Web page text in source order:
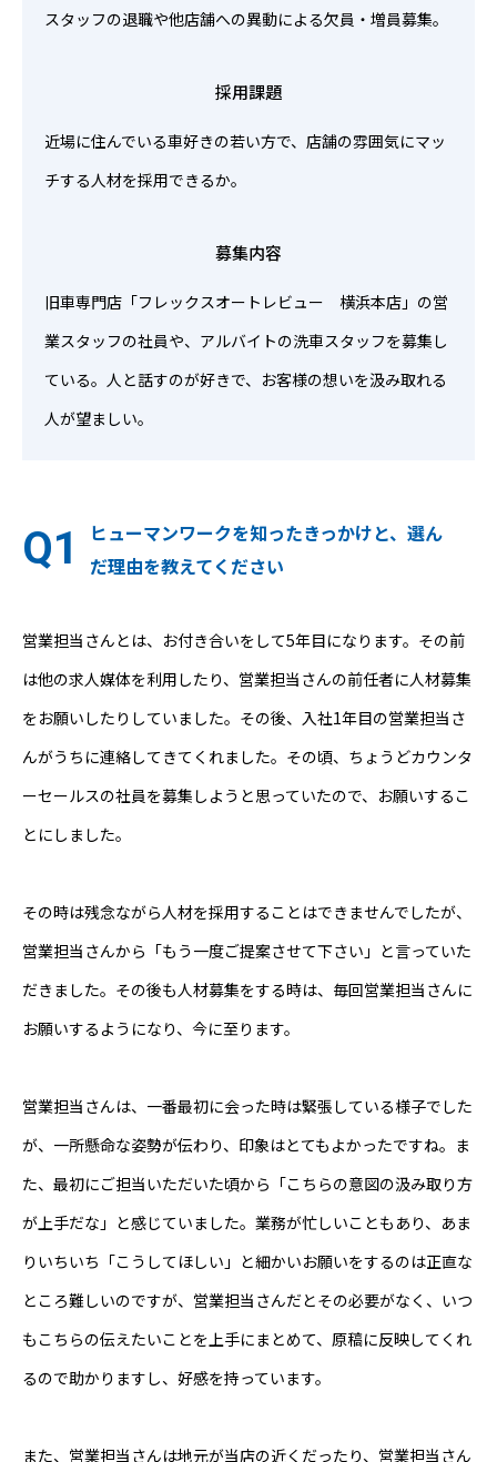
スタッフの退職や他店舗への異動による欠員・増員募集。
採用課題
近場に住んでいる車好きの若い方で、店舗の雰囲気にマッ
チする人材を採用できるか。
募集内容
旧車専門店「フレックスオートレビュー 横浜本店」の営
業スタッフの社員や、アルバイトの洗車スタッフを募集し
ている。人と話すのが好きで、お客様の想いを汲み取れる
人が望ましい。
ヒューマンワークを知ったきっかけと、選ん
だ理由を教えてください
営業担当さんとは、お付き合いをして5年目になります。その前
は他の求人媒体を利用したり、営業担当さんの前任者に人材募集
をお願いしたりしていました。その後、入社1年目の営業担当さ
んがうちに連絡してきてくれました。その頃、ちょうどカウンタ
ーセールスの社員を募集しようと思っていたので、お願いするこ
とにしました。
その時は残念ながら人材を採用することはできませんでしたが、
営業担当さんから「もう一度ご提案させて下さい」と言っていた
だきました。その後も人材募集をする時は、毎回営業担当さんに
お願いするようになり、今に至ります。
営業担当さんは、一番最初に会った時は緊張している様子でした
が、一所懸命な姿勢が伝わり、印象はとてもよかったですね。ま
た、最初にご担当いただいた頃から「こちらの意図の汲み取り方
が上手だな」と感じていました。業務が忙しいこともあり、あま
りいちいち「こうしてほしい」と細かいお願いをするのは正直な
ところ難しいのですが、営業担当さんだとその必要がなく、いつ
もこちらの伝えたいことを上手にまとめて、原稿に反映してくれ
るので助かりますし、好感を持っています。
また、営業担当さんは地元が当店の近くだったり、営業担当さん